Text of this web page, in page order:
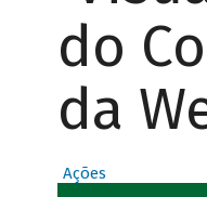
do
da
Ações